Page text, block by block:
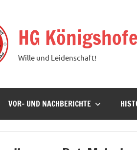
HG
Wille und Leidenschaft!
VOR- UND NACHBERICHTE